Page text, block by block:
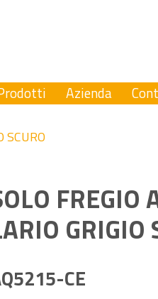
Azienda
SCURO
FREGIO
GRIGIO
CE